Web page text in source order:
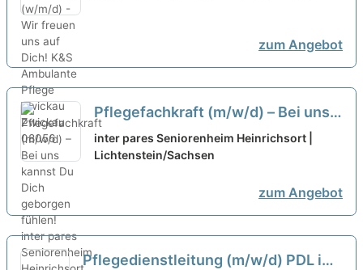
zum Angebot
Pflegefachkraft (m/w/d) – Bei uns
kannst Du Dich geborgen fühlen!
neu
inter pares Seniorenheim Heinrichsort |
Lichtenstein/Sachsen
zum Angebot
Pflegedienstleitung (m/w/d) PDL im